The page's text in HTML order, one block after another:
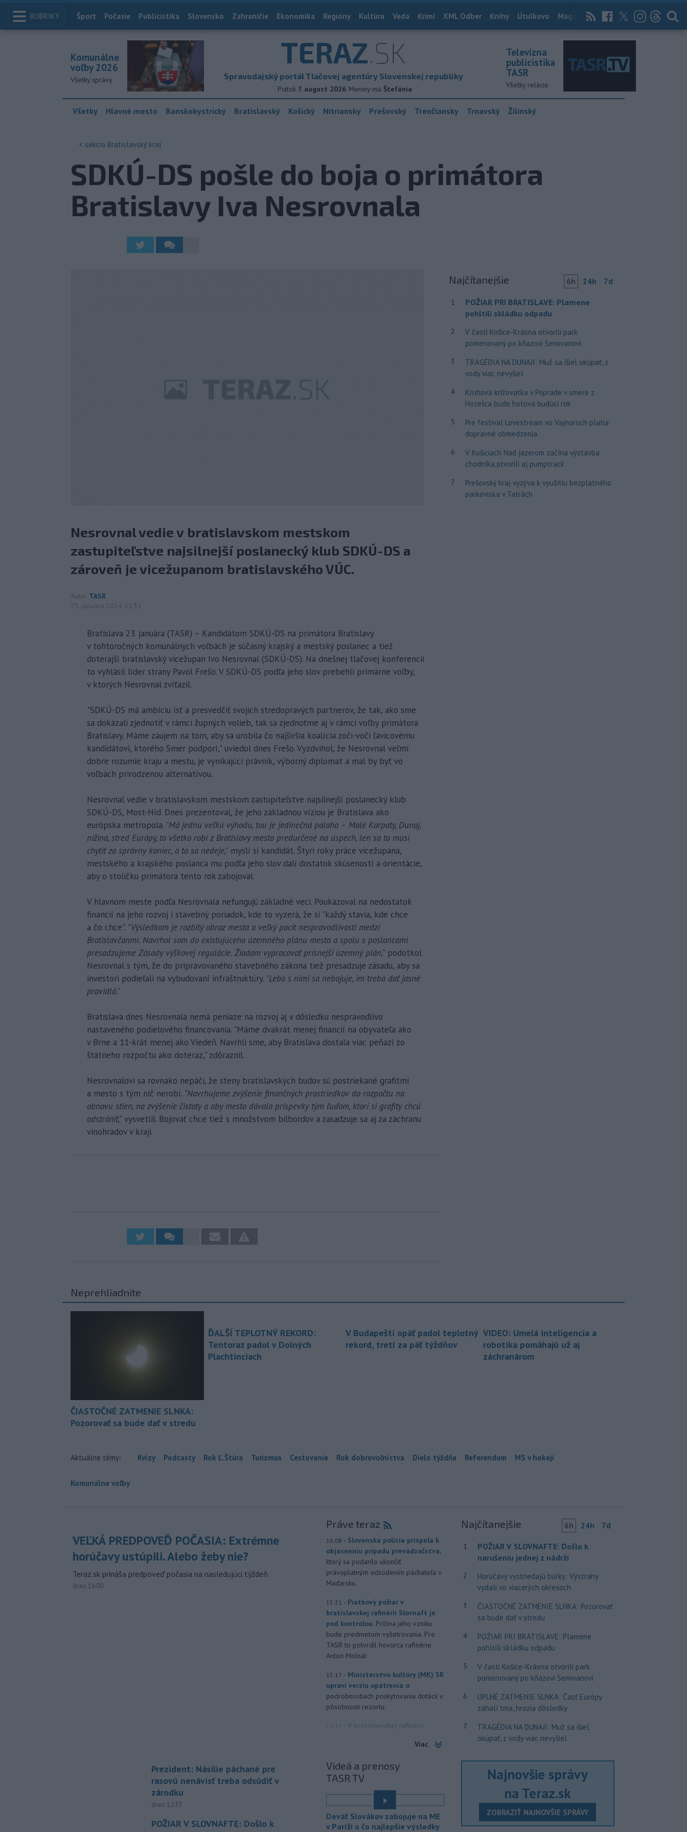
RUBRIKY Index
Šport Počasie Publicistika Slovensko Zahraničie Ekonomika Regióny Kultúra Veda Krimi XML Odber Knihy Útulkovo Magazín News Now Archív
TERAZ.SK
Spravodajský portál Tlačovej agentúry Slovenskej republiky
Piatok 7. august 2026 Meniny má Štefánia
Komunálne
voľby 2026
Všetky správy
Televízna
publicistika
TASR
Všetky relácie
Všetky Hlavné mesto Banskobystrický Bratislavský Košický Nitriansky Prešovský Trenčiansky Trnavský Žilinský
< sekcia Bratislavský kraj
SDKÚ-DS pošle do boja o primátora
Bratislavy Iva Nesrovnala
Nesrovnal vedie v bratislavskom mestskom
zastupiteľstve najsilnejší poslanecký klub SDKÚ-DS a
zároveň je vicežupanom bratislavského VÚC.
Autor TASR
23. januára 2014 11:31
Bratislava 23. januára (TASR) – Kandidátom SDKÚ-DS na primátora Bratislavy
v tohtoročných komunálnych voľbách je súčasný krajský a mestský poslanec a tiež
doterajší bratislavský vicežupan Ivo Nesrovnal (SDKÚ-DS). Na dnešnej tlačovej konferencii
to vyhlásil líder strany Pavol Frešo. V SDKÚ-DS podľa jeho slov prebehli primárne voľby,
v ktorých Nesrovnal zvíťazil.
"SDKÚ-DS má ambíciu ísť a presvedčiť svojich stredopravých partnerov, že tak, ako sme
sa dokázali zjednotiť v rámci župných volieb, tak sa zjednoťme aj v rámci voľby primátora
Bratislavy. Máme záujem na tom, aby sa urobila čo najširšia koalícia zoči-voči ľavicovému
kandidátovi, ktorého Smer podporí," uviedol dnes Frešo. Vyzdvihol, že Nesrovnal veľmi
dobre rozumie kraju a mestu, je vynikajúci právnik, výborný diplomat a mal by byť vo
voľbách prirodzenou alternatívou.
Nesrovnal vedie v bratislavskom mestskom zastupiteľstve najsilnejší poslanecký klub
SDKÚ-DS, Most-Híd. Dnes prezentoval, že jeho základnou víziou je Bratislava ako
európska metropola. "Má jednu veľkú výhodu, tou je jedinečná poloha – Malé Karpaty, Dunaj,
nížina, stred Európy, to všetko robí z Bratislavy mesto predurčené na úspech, len sa to musí
chytiť za správny koniec, a to sa nedeje," myslí si kandidát. Štyri roky práce vicežupana,
mestského a krajského poslanca mu podľa jeho slov dali dostatok skúseností a orientácie,
aby o stoličku primátora tento rok zabojoval.
V hlavnom meste podľa Nesrovnala nefungujú základné veci. Poukazoval na nedostatok
financií na jeho rozvoj i stavebný poriadok, kde to vyzerá, že si "každý stavia, kde chce
a čo chce". "Výsledkom je rozbitý obraz mesta a veľký pocit nespravodlivosti medzi
Bratislavčanmi. Navrhol som do existujúceho územného plánu mesta a spolu s poslancami
presadzujeme Zásady výškovej regulácie. Žiadam vypracovať prísnejší územný plán," podotkol
Nesrovnal s tým, že do pripravovaného stavebného zákona tiež presadzuje zásadu, aby sa
investori podieľali na vybudovaní infraštruktúry. "Lebo s nimi sa nebojuje, im treba dať jasné
pravidlá."
Bratislava dnes Nesrovnala nemá peniaze na rozvoj aj v dôsledku nespravodlivo
nastaveného podielového financovania. "Máme dvakrát menej financií na obyvateľa ako
v Brne a 11-krát menej ako Viedeň. Navrhli sme, aby Bratislava dostala viac peňazí zo
štátneho rozpočtu ako doteraz," zdôraznil.
Nesrovnalovi sa rovnako nepáči, že steny bratislavských budov sú postriekané grafitmi
a mesto s tým nič nerobí. "Navrhujeme zvýšenie finančných prostriedkov do rozpočtu na
obnovu stien, na zvýšenie čistoty a aby mesto dávalo príspevky tým ľuďom, ktorí si grafity chcú
odstrániť," vysvetlil. Bojovať chce tiež s množstvom bilbordov a zasadzuje sa aj za záchranu
vinohradov v kraji.
Najčítanejšie 6h 24h 7d
1
POŽIAR PRI BRATISLAVE: Plamene
pohltili skládku odpadu
2
V časti Košice-Krásna otvorili park
pomenovaný po kňazovi Semivanovi
3
TRAGÉDIA NA DUNAJI: Muž sa išiel okúpať, z
vody viac nevyšiel
4
Kruhová križovatka v Poprade v smere z
Hozelca bude hotová budúci rok
5
Pre festival Lovestream vo Vajnoroch platia
dopravné obmedzenia
6
V Košiciach Nad jazerom začína výstavba
chodníka,otvorili aj pumptrack
7
Prešovský kraj vyzýva k využitiu bezplatného
parkoviska v Tatrách
Neprehliadnite
ČIASTOČNÉ ZATMENIE SLNKA:
Pozorovať sa bude dať v stredu
ĎALŠÍ TEPLOTNÝ REKORD:
Tentoraz padol v Dolných
Plachtinciach
V Budapešti opäť padol teplotný
rekord, tretí za päť týždňov
VIDEO: Umelá inteligencia a
robotika pomáhajú už aj
záchranárom
Aktuálne témy: Kvízy Podcasty Rok Ľ.Štúra Turizmus Cestovanie Rok dobrovoľníctva Dielo týždňa Referendum MS v hokeji
Komunálne voľby
VEĽKÁ PREDPOVEĎ POČASIA: Extrémne
horúčavy ustúpili. Alebo žeby nie?
Teraz.sk prináša predpoveď počasia na nasledujúci týždeň.
dnes 16:00
Prezident: Násilie páchané pre
rasovú nenávisť treba odsúdiť v
zárodku
dnes 12:33
POŽIAR V SLOVNAFTE: Došlo k
Práve teraz
16:08 - Slovenská polícia prispela k
objasneniu prípadu prevádzačstva,
ktorý sa podarilo ukončiť
právoplatným odsúdením páchateľa v
Maďarsku.
15:21 - Piatkový požiar v
bratislavskej rafinérii Slovnaft je
pod kontrolou. Príčina jeho vzniku
bude predmetom vyšetrovania. Pre
TASR to potvrdil hovorca rafinérie
Anton Molnár.
15:17 - Ministerstvo kultúry (MK) SR
upraví verziu opatrenia o
podrobnostiach poskytovania dotácií v
pôsobnosti rezortu.
V bratislavskej rafinérii
TASR o tom informovala
nebezpečenstvo.
na festivale môže byť vyššia
úroveň hluku. Je preto dobré držať sa
ďalej od reproduktorov, používať
Viac
Videá a prenosy
TASR TV
Deväť Slovákov zabojuje na ME
v Paríži o čo najlepšie výsledky
Najčítanejšie 6h 24h 7d
1
POŽIAR V SLOVNAFTE: Došlo k
narušeniu jednej z nádrží
2
Horúčavy vystriedajú búrky: Výstrahy
vydali vo viacerých okresoch
3
ČIASTOČNÉ ZATMENIE SLNKA: Pozorovať
sa bude dať v stredu
4
POŽIAR PRI BRATISLAVE: Plamene
pohltili skládku odpadu
5
V časti Košice-Krásna otvorili park
pomenovaný po kňazovi Semivanovi
6
ÚPLNÉ ZATMENIE SLNKA: Časť Európy
zahalí tma, hrozia dôsledky
7
TRAGÉDIA NA DUNAJI: Muž sa išiel
okúpať, z vody viac nevyšiel
Najnovšie správy
na Teraz.sk
ZOBRAZIŤ NAJNOVŠIE SPRÁVY